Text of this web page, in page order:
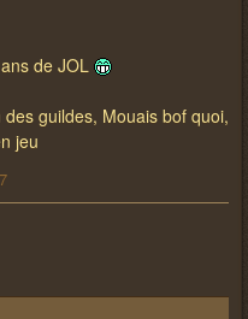
de JOL
guildes, Mouais bof quoi,
jeu